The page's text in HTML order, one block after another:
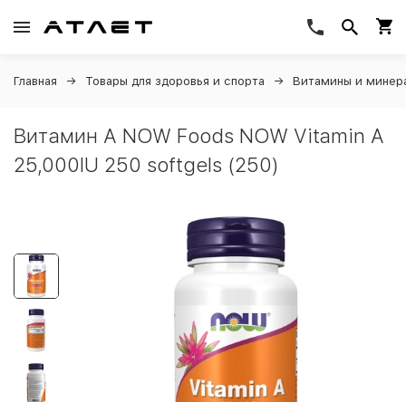
Главная Товары для здоровья и спорта Витамины и
Витамин A NOW Foods NOW Vitamin A
25,000IU 250 softgels (250)